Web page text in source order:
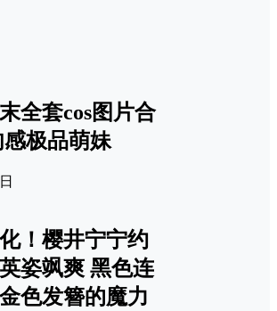
全套cos图片合
极品萌妹
！樱井宁宁约
姿飒爽 黑色连
色发簪的魔力